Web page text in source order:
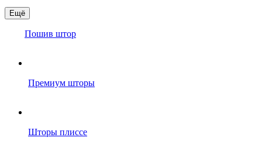
Ещё
Пошив штор
Премиум шторы
Шторы плиссе